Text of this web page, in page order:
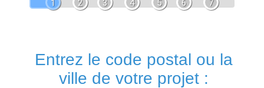
1 2 3 4 5 6 7
Entrez le code postal ou la
ville de votre projet :